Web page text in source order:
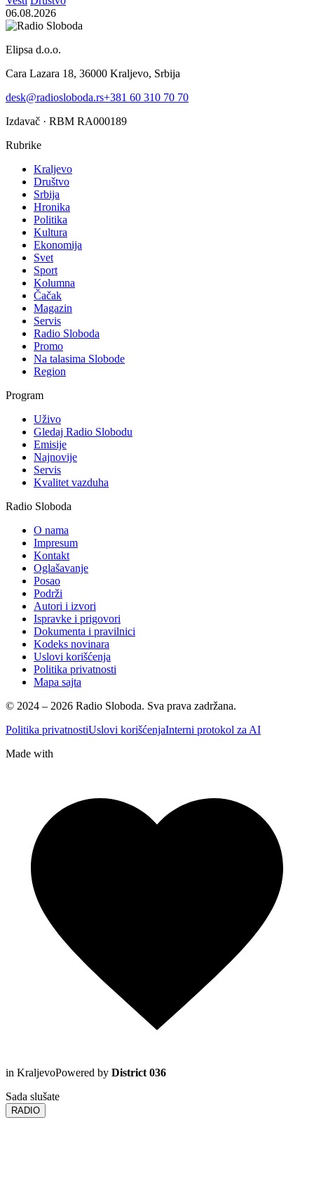
06.08.2026
Elipsa d.o.o.
Cara Lazara 18, 36000 Kraljevo, Srbija
desk@radiosloboda.rs+381 60 310 70 70
Izdavač · RBM RA000189
Rubrike
Kraljevo
Društvo
Srbija
Hronika
Politika
Kultura
Ekonomija
Svet
Sport
Kolumna
Čačak
Magazin
Servis
Radio Sloboda
Promo
Na talasima Slobode
Region
Program
Uživo
Gledaj Radio Slobodu
Emisije
Najnovije
Servis
Kvalitet vazduha
Radio Sloboda
O nama
Impresum
Kontakt
Oglašavanje
Posao
Podrži
Autori i izvori
Ispravke i prigovori
Dokumenta i pravilnici
Kodeks novinara
Uslovi korišćenja
Politika privatnosti
Mapa sajta
© 2024 – 2026 Radio Sloboda. Sva prava zadržana.
Politika privatnostiUslovi korišćenjaInterni protokol za AI
Made with
in KraljevoPowered by District 036
Sada slušate
RADIO